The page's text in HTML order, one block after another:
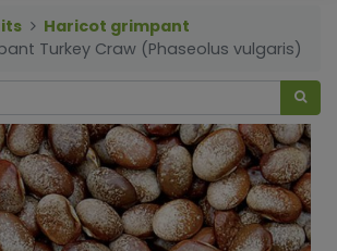
Haricot grimpant
Turkey Craw (Phaseolus vulgaris)